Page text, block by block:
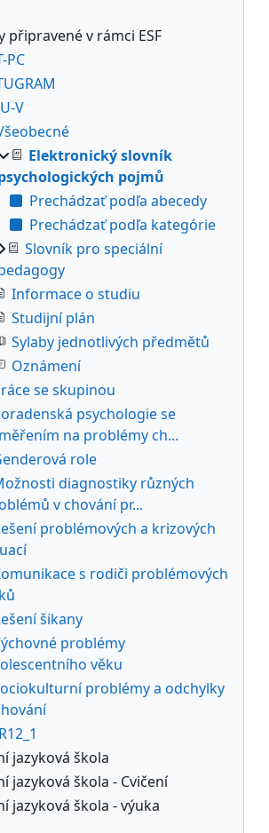
připravené v rámci ESF
PC
V
Elektronický slovník
pojmů
Prechádzať podľa abecedy
Prechádzať podľa kategórie
Slovník pro speciální
Informace o studiu
Studijní plán
Sylaby jednotlivých předmětů
Oznámení
se skupinou
psychologie se
na problémy ch...
role
diagnostiky různých
v chování pr...
problémových a krizových
s rodiči problémových
šikany
problémy
věku
problémy a odchylky
jazyková škola
jazyková škola - Cvičení
jazyková škola - výuka